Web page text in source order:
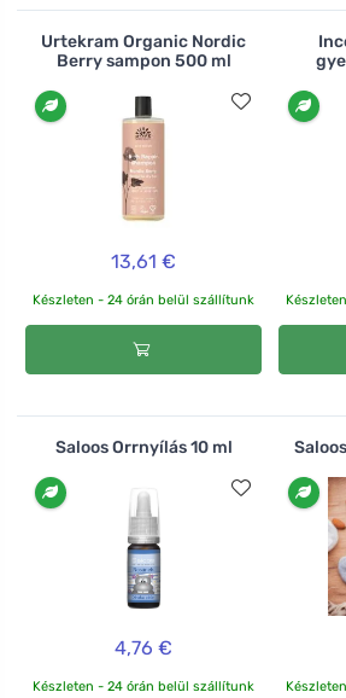
Urtekram Organic Nordic
Berry sampon 500 ml
13,61 €
Készleten - 24 órán belül szállítunk
Saloos Orrnyílás 10 ml
4,76 €
Készleten - 24 órán belül szállítunk